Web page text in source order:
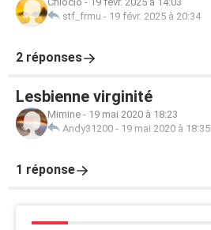
stf_frmu - 19 févr. 2025 à 20:34
2 réponses
Lesbienne virginité
Mimine - 19 mai 2020 à 18:23
Andy31200 - 19 mai 2020 à 18:35
1 réponse